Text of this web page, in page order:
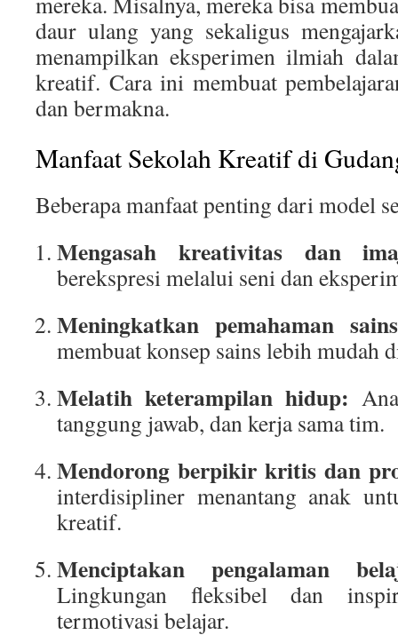
daur ulang yang sekaligus
menampilkan eksperimen ilmiah
kreatif. Cara ini membuat
dan bermakna.
Manfaat Sekolah Kreatif di
Beberapa manfaat penting dari model
Mengasah kreativitas dan
berekspresi melalui seni dan
Meningkatkan pemahaman
membuat konsep sains lebih mudah
Melatih keterampilan hidup:
tanggung jawab, dan kerja sama tim.
Mendorong berpikir kritis dan
interdisipliner menantang anak
kreatif.
Menciptakan pengalaman
Lingkungan fleksibel dan
termotivasi belajar.